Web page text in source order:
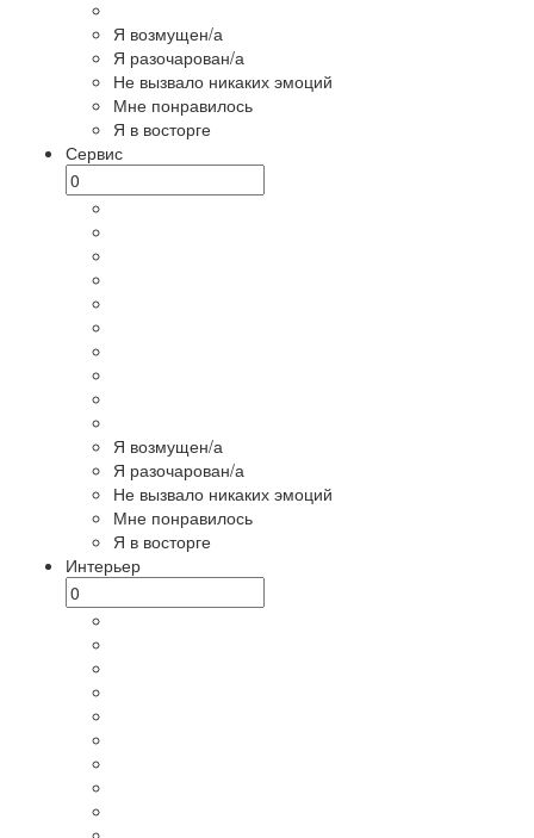
Я возмущен/а
Я разочарован/а
Не вызвало никаких эмоций
Мне понравилось
Я в восторге
Сервис
Я возмущен/а
Я разочарован/а
Не вызвало никаких эмоций
Мне понравилось
Я в восторге
Интерьер